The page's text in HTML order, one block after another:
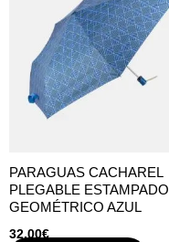
PARAGUAS CACHAREL
PLEGABLE ESTAMPADO
GEOMÉTRICO AZUL
32,00€